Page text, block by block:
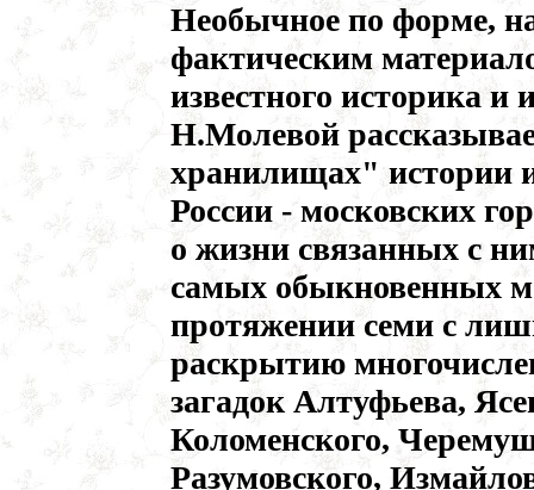
Необычное по форме,
фактическим
известного историка и
Н.Молевой
хранилищах" истории
России - московских
о жизни связанных с
самых обыкновенных
протяжении семи с
раскрытию
загадок Алтуфьева,
Коломенского,
Разумовского,